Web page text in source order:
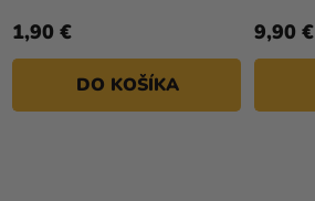
1,90 €
DO KOŠÍKA
9,90 €